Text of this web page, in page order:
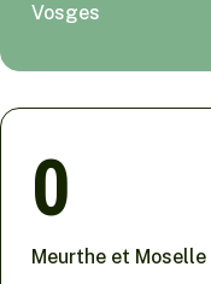
Vosges
0
Meurthe et Moselle